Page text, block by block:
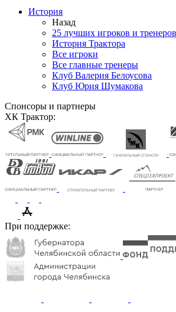
История
Назад
25 лучших игроков и
История Трактора
Все игроки
Все главные тренеры
Клуб Валерия Белоусова
Клуб Юрия Шумакова
Спонсоры и партнеры
ХК Трактор:
При поддержке: